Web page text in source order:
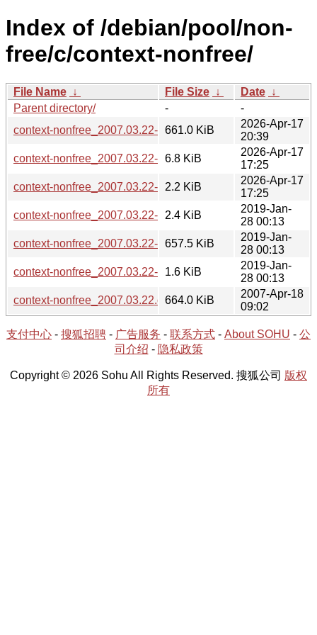
Index of /debian/pool/non-
free/c/context-nonfree/
File Name ↓ File Size ↓ Date ↓
Parent directory/
-
-
context-nonfree_2007.03.22-4_all.deb
661.0 KiB
2026-Apr-17
20:39
context-nonfree_2007.03.22-4.debian.tar.xz
6.8 KiB
2026-Apr-17
17:25
context-nonfree_2007.03.22-4.dsc2.2 KiB
2026-Apr-17
17:25
context-nonfree_2007.03.22-2.debian.tar.xz
2.4 KiB
2019-Jan-
28 00:13
context-nonfree_2007.03.22-2_all.deb
657.5 KiB
2019-Jan-
28 00:13
context-nonfree_2007.03.22-2.dsc1.6 KiB
2019-Jan-
28 00:13
context-nonfree_2007.03.22.orig.tar.gz
664.0 KiB
2007-Apr-18
09:02
支付中心 - 搜狐招聘 - 广告服务 - 联系方式 - About SOHU - 公
司介绍 - 隐私政策
Copyright © 2026 Sohu All Rights Reserved. 搜狐公司 版权
所有